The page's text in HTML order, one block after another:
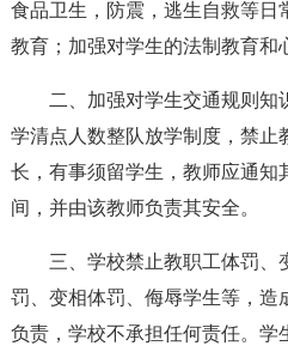
食品卫生，防震，逃生自救等日
教育；加强对学生的法制教育和
二、加强对学生交通规则
学清点人数整队放学制度，禁止
长，有事须留学生，教师应通知
间，并由该教师负责其安全。
三、学校禁止教职工体罚、
罚、变相体罚、侮辱学生等，造
负责，学校不承担任何责任。学